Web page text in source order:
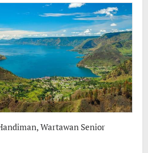
Warisan
Wartawan Senior